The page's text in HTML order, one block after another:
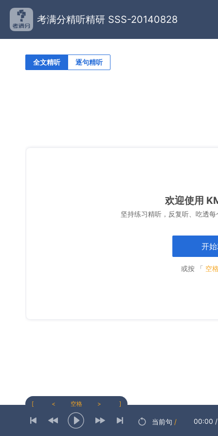
考满分精听精研 SSS-20140828
全文精听 逐句精听
欢迎使用
坚持练习精听，反复听、吃透
开
或按 「 空
[ < 空格 > ]
当前句 / 00:00 /